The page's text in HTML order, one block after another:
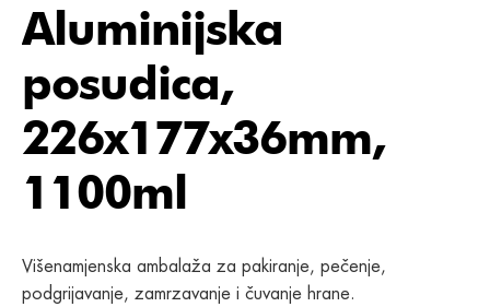
Aluminijska
posudica,
226x177x36mm,
1100ml
Višenamjenska ambalaža za pakiranje, pečenje,
podgrijavanje, zamrzavanje i čuvanje hrane.